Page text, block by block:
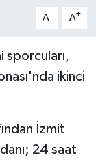
A- A+
sporcuları,
ikinci
İzmit
24 saat